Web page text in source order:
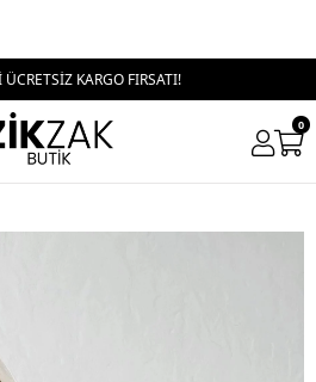
KARGO FIRSATI!
0